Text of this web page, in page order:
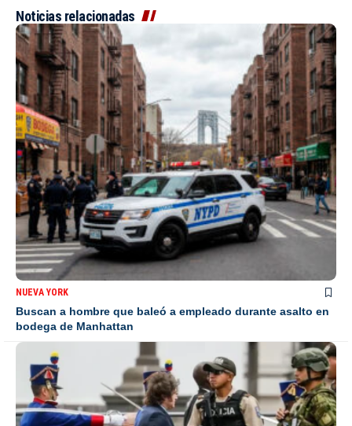
Noticias relacionadas
NUEVA YORK
Buscan a hombre que baleó a empleado durante asalto en
bodega de Manhattan